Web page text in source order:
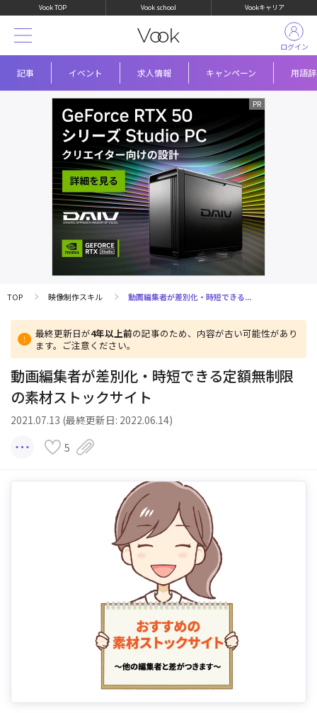
Vook TOP Vook school Vookキャリア
記事 イベント 求人情報 キャンペーン 用語
ログイン
TOP 映像制作スキル 動画編集者が差別化・時短できる...
最終更新日が4年以上前の記事のため、内容が古い可能性があり
ます。ご注意ください。
動画編集者が差別化・時短できる定額無制限
の素材ストックサイト
2021.07.13 (最終更新日: 2022.06.14)
5